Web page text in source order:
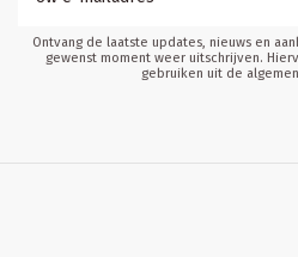
Ontvang de laatste updates, nieuws en
gewenst moment weer uitschrijven.
gebruiken uit de